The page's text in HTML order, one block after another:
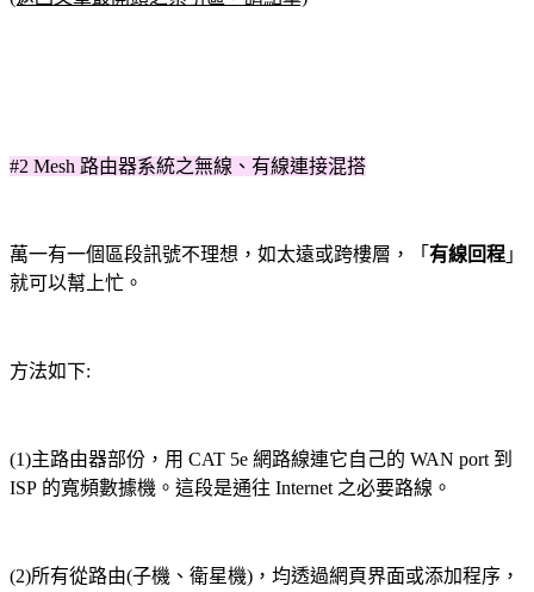
#2 Mesh 路由器系統之無線、有線連接混搭
萬一有一個區段訊號不理想，如太遠或跨樓層， 「 有線回程 」
就可以幫上忙。
方法如下:
(1)主路由器部份 ， 用 CAT 5e 網路線連它自己的 WAN port 到
ISP 的寬頻數據機。 這段是通往 Internet 之必要路線 。
(2)所有從路由(子機、衛星機)，均透過網頁界面或添加程序，